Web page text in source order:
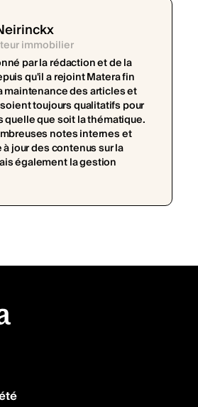
immobilier
par la rédaction et de la
qu'il a rejoint Matera fin
maintenance des articles et
toujours qualitatifs pour
quelle que soit la thématique.
notes internes et
jour des contenus sur la
également la gestion